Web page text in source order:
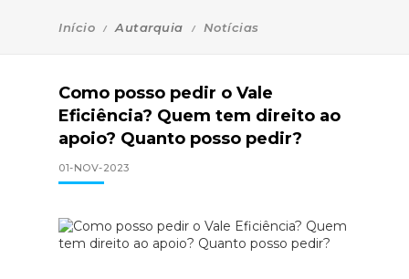
Início Autarquia Notícias
Como posso pedir o Vale
Eficiência? Quem tem direito ao
apoio? Quanto posso pedir?
01-NOV-2023